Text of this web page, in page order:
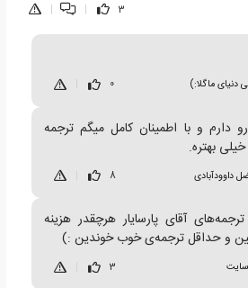
3
|
|
دنیای ماگلا:) 0
و با اطمینان کامل میگم ترجمه
بهتره.
داوودآبادی 8
آقای پارسایار هرچقدر هزینه
و حداقل ترجمه‌ی خوب خوندین :)
سایت 3